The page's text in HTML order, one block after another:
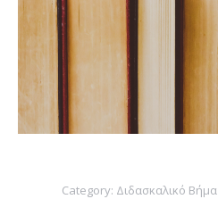
Category: Διδασκαλικό Βήμα